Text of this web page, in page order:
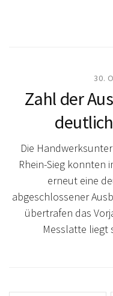
30.
Zahl der
Die
Rhein-Sieg konnten
erneut eine
abgeschlossener
übertrafen das
Messlatte